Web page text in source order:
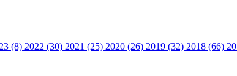
(8) 2022 (30) 2021 (25) 2020 (26) 2019 (32) 2018 (66)